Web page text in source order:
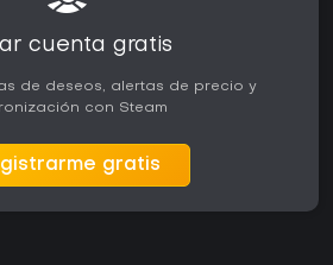
cuenta gratis
de deseos, alertas de precio y
con Steam
gratis